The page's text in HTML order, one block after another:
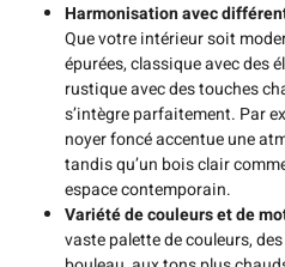
Harmonisation avec
Que votre intérieur soit
épurées, classique avec des
rustique avec des touches
s’intègre parfaitement. Par
noyer foncé accentue une
tandis qu’un bois clair
espace contemporain.
Variété de couleurs et de
vaste palette de couleurs,